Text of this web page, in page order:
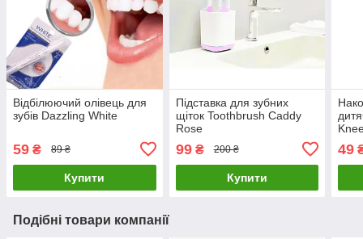
Відбілюючий олівець для
зубів Dazzling White
59 ₴ 89 ₴
Купити
Підставка для зубних
щіток Toothbrush Caddy
Rose
99₴ 200 ₴
Купити
49
Подібні товари компанії